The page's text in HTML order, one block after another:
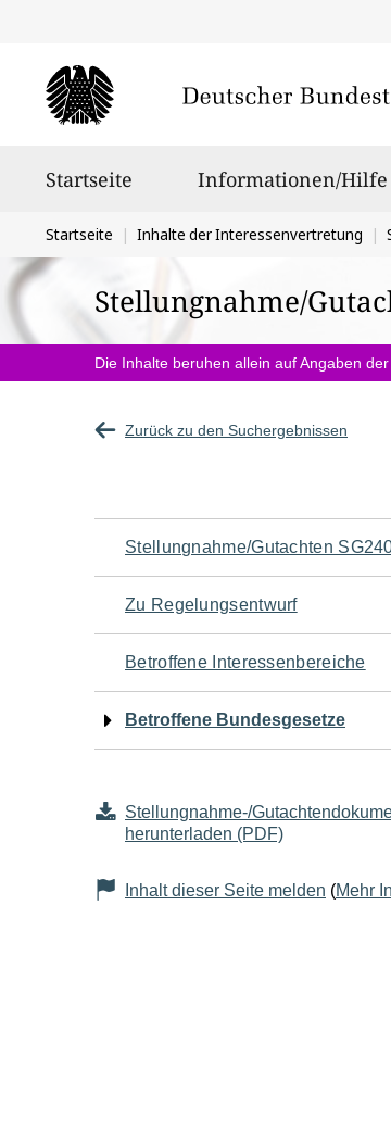
Startseite Informationen/Hilfe
Sie
befinden
sich
hier:
Startseite Inhalte der Interessenvertretung
Stellungnahme/
Die Inhalte beruhen allein auf Angaben
Zurück zu den Suchergebnissen
Navigation
für
den
Seiteninhalt
Stellungnahme/Gutachten
Zu Regelungsentwurf
Betroffene Interessenbereiche
Betroffene Bundesgesetze
Stellungnahme-/
herunterladen (PDF)
Inhalt dieser Seite melden (Mehr